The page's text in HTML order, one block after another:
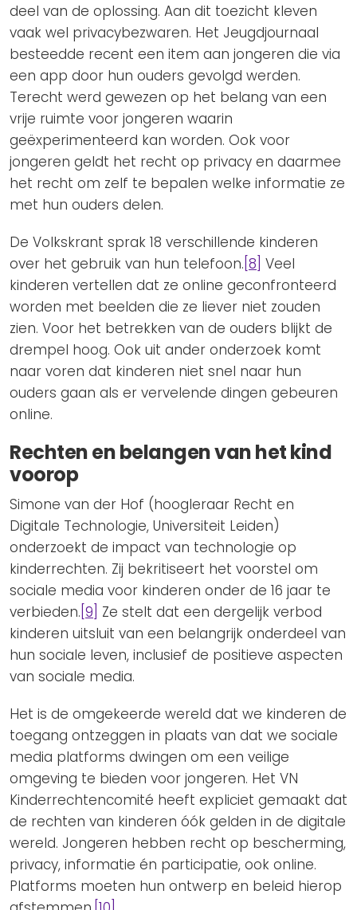
deel van de oplossing. Aan dit toezicht kleven
vaak wel privacybezwaren. Het Jeugdjournaal
besteedde recent een item aan jongeren die via
een app door hun ouders gevolgd werden.
Terecht werd gewezen op het belang van een
vrije ruimte voor jongeren waarin
geëxperimenteerd kan worden. Ook voor
jongeren geldt het recht op privacy en daarmee
het recht om zelf te bepalen welke informatie ze
met hun ouders delen.
De Volkskrant sprak 18 verschillende kinderen
over het gebruik van hun telefoon. [8] Veel
kinderen vertellen dat ze online geconfronteerd
worden met beelden die ze liever niet zouden
zien. Voor het betrekken van de ouders blijkt de
drempel hoog. Ook uit ander onderzoek komt
naar voren dat kinderen niet snel naar hun
ouders gaan als er vervelende dingen gebeuren
online.
Rechten en belangen van het kind
voorop
Simone van der Hof (hoogleraar Recht en
Digitale Technologie, Universiteit Leiden)
onderzoekt de impact van technologie op
kinderrechten. Zij bekritiseert het voorstel om
sociale media voor kinderen onder de 16 jaar te
verbieden. [9] Ze stelt dat een dergelijk verbod
kinderen uitsluit van een belangrijk onderdeel van
hun sociale leven, inclusief de positieve aspecten
van sociale media.
Het is de omgekeerde wereld dat we kinderen de
toegang ontzeggen in plaats van dat we sociale
media platforms dwingen om een veilige
omgeving te bieden voor jongeren. Het VN
Kinderrechtencomité heeft expliciet gemaakt dat
de rechten van kinderen óók gelden in de digitale
wereld. Jongeren hebben recht op bescherming,
privacy, informatie én participatie, ook online.
Platforms moeten hun ontwerp en beleid hierop